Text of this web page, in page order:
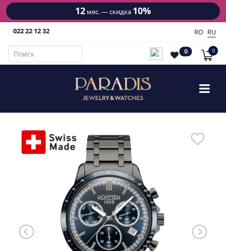
12 мес. — скидка 10%
022 22 12 32 RO RU
0 0